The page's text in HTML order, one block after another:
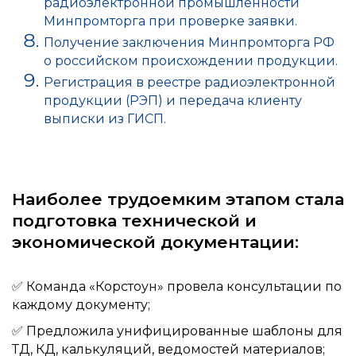
Минпромторга при проверке заявки.
Получение заключения Минпромторга РФ
о российском происхождении продукции.
Регистрация в реестре радиоэлектронной
продукции (РЭП) и передача клиенту
выписки из ГИСП.
Наиболее трудоемким этапом стала
подготовка технической и
экономической документации:
✅ Команда «Корстоун» провела консультации по
каждому документу;
✅ Предложила унифицированные шаблоны для
ТД, КД, калькуляций, ведомостей материалов;